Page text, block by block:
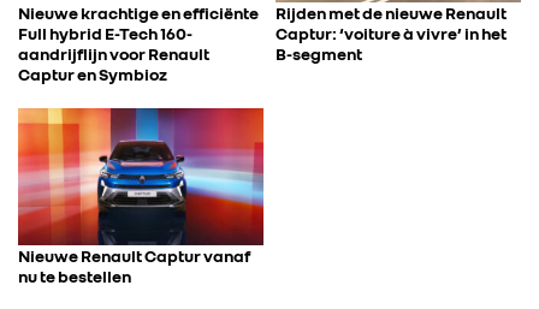
Nieuwe krachtige en efficiënte
Full hybrid E-Tech 160-
aandrijflijn voor Renault
Captur en Symbioz
Rijden met de nieuwe Renault
Captur: ‘voiture à vivre’ in het
B-segment
Nieuwe Renault Captur vanaf
nu te bestellen